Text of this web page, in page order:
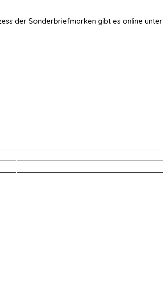
der Sonderbriefmarken gibt es online unter